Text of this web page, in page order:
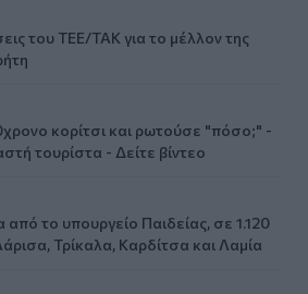
του ΤΕΕ/ΤΑΚ για το μέλλον της
κορίτσι και ρωτούσε "πόσο;" -
τουρίστα - Δείτε βίντεο
από το υπουργείο Παιδείας, σε 1.120
Τρίκαλα, Καρδίτσα και Λαμία